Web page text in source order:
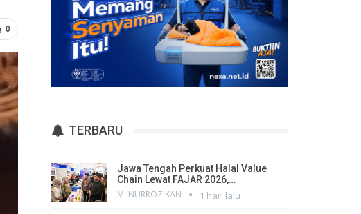
0
TERBARU
Jawa Tengah Perkuat Halal Value
Chain Lewat FAJAR 2026,…
M. NURROZIKAN 1 hari lalu